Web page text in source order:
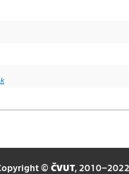
© ČVUT, 2010–2022